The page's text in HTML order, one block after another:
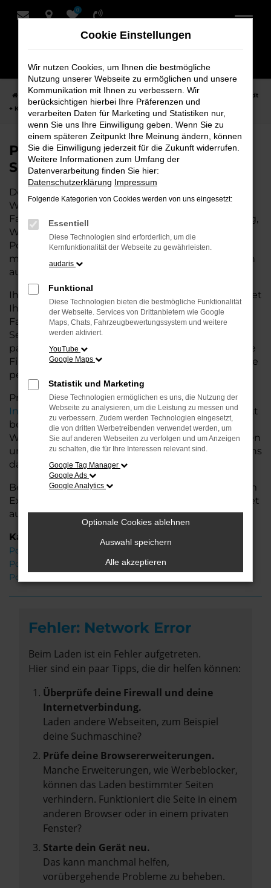
Zum
0
Startseite Weyhe Porsche
Porsche Taycan Fahrzeuge bei Schmidt
+ Koch für Weyhe
Porsche Taycan Fahrzeuge bei
Schmidt + Koch für Weyhe
Der Porsche Taycan ist die perfekte Wahl für alle in
Weyhe, die ein zuverlässiges und modernes
Fahrzeug suchen. Ob für den täglichen Arbeitsweg,
Wochenendausflüge oder lange Reisen, der
Porsche Taycan bietet Komfort, Effizienz und
modernes Design, das sowohl in der Stadt als auch
auf dem Land glänzt.
Ihr Porsche Autohaus in der Nähe von Weyhe bietet
Ihnen neben einer breiten Auswahl an Porsche
Fahrzeugen auch umfassende Beratung und
Service. Wir unterstützen Sie bei der Auswahl des
passenden Modells und bieten maßgeschneiderte
Finanzierungslösungen sowie Leasingoptionen, die
perfekt zu Ihrem Budget und Bedarf passen.
Profitieren Sie von zusätzlichen Services wie
Inzahlungnahme,Wartung und Reparaturendirekt
bei Ihrem Porsche Autohaus in der Nähe von
Weyhe. Mit unserer großen Auswahl an Fahrzeugen
und der professionellen Beratung finden Sie bei uns
das Fahrzeug, das Ihre Ansprüche erfüllt.
Besuchen Sie uns und lassen Sie sich von unserem
Expertenteam beraten – der Porsche Taycan wartet
auf Sie!
Kategorie
Porsche Taycan Weyhe
Porsche Taycan Gebrauchtwagen Weyhe
Porsche Taycan Neuwagen Weyhe
Fehler: Network Error
Beim Laden ist ein Fehler aufgetreten.
Hier sind ein paar Tipps, die dir helfen können:
Überprüfe deine Firewall und deine
Internetverbindung.
Laden andere Webseiten, zum Beispiel
deine Suchmaschine?
Prüfe deine Browsererweiterungen.
Manche Erweiterungen, wie Werbeblocker,
können das Laden bestimmter Seiten
verhindern. Funktioniert die Seite in einem
anderen Browser oder in einem privaten
Fenster?
Starte dein Gerät neu.
Das kann manchmal helfen,
vorübergehende Probleme zu beheben.
Cookie Einstellungen
Wir nutzen Cookies, um Ihnen die bestmögliche
Nutzung unserer Webseite zu ermöglichen und unsere
Kommunikation mit Ihnen zu verbessern. Wir
berücksichtigen hierbei Ihre Präferenzen und
verarbeiten Daten für Marketing und Statistiken nur,
wenn Sie uns Ihre Einwilligung geben. Wenn Sie zu
einem späteren Zeitpunkt Ihre Meinung ändern, können
Sie die Einwilligung jederzeit für die Zukunft widerrufen.
Weitere Informationen zum Umfang der
Datenverarbeitung finden Sie hier:
Datenschutzerklärung Impressum
Folgende Kategorien von Cookies werden von uns eingesetzt:
Essentiell
Diese Technologien sind erforderlich, um die
Kernfunktionalität der Webseite zu gewährleisten.
audaris
Funktional
Diese Technologien bieten die bestmögliche Funktionalität
der Webseite. Services von Drittanbietern wie Google
Maps, Chats, Fahrzeugbewertungssystem und weitere
werden aktiviert.
YouTube
Google Maps
Statistik und Marketing
Diese Technologien ermöglichen es uns, die Nutzung der
Webseite zu analysieren, um die Leistung zu messen und
zu verbessern. Zudem werden Technologien eingesetzt,
die von dritten Werbetreibenden verwendet werden, um
Sie auf anderen Webseiten zu verfolgen und um Anzeigen
zu schalten, die für Ihre Interessen relevant sind.
Google Tag Manager
Google Ads
Google Analytics
Optionale Cookies ablehnen
Auswahl speichern
Alle akzeptieren